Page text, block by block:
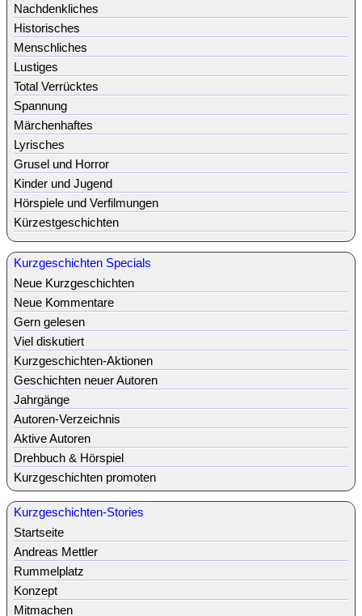
Nachdenkliches
Historisches
Menschliches
Lustiges
Total Verrücktes
Spannung
Märchenhaftes
Lyrisches
Grusel und Horror
Kinder und Jugend
Hörspiele und Verfilmungen
Kürzestgeschichten
Kurzgeschichten Specials
Neue Kurzgeschichten
Neue Kommentare
Gern gelesen
Viel diskutiert
Kurzgeschichten-Aktionen
Geschichten neuer Autoren
Jahrgänge
Autoren-Verzeichnis
Aktive Autoren
Drehbuch & Hörspiel
Kurzgeschichten promoten
Kurzgeschichten-Stories
Startseite
Andreas Mettler
Rummelplatz
Konzept
Mitmachen